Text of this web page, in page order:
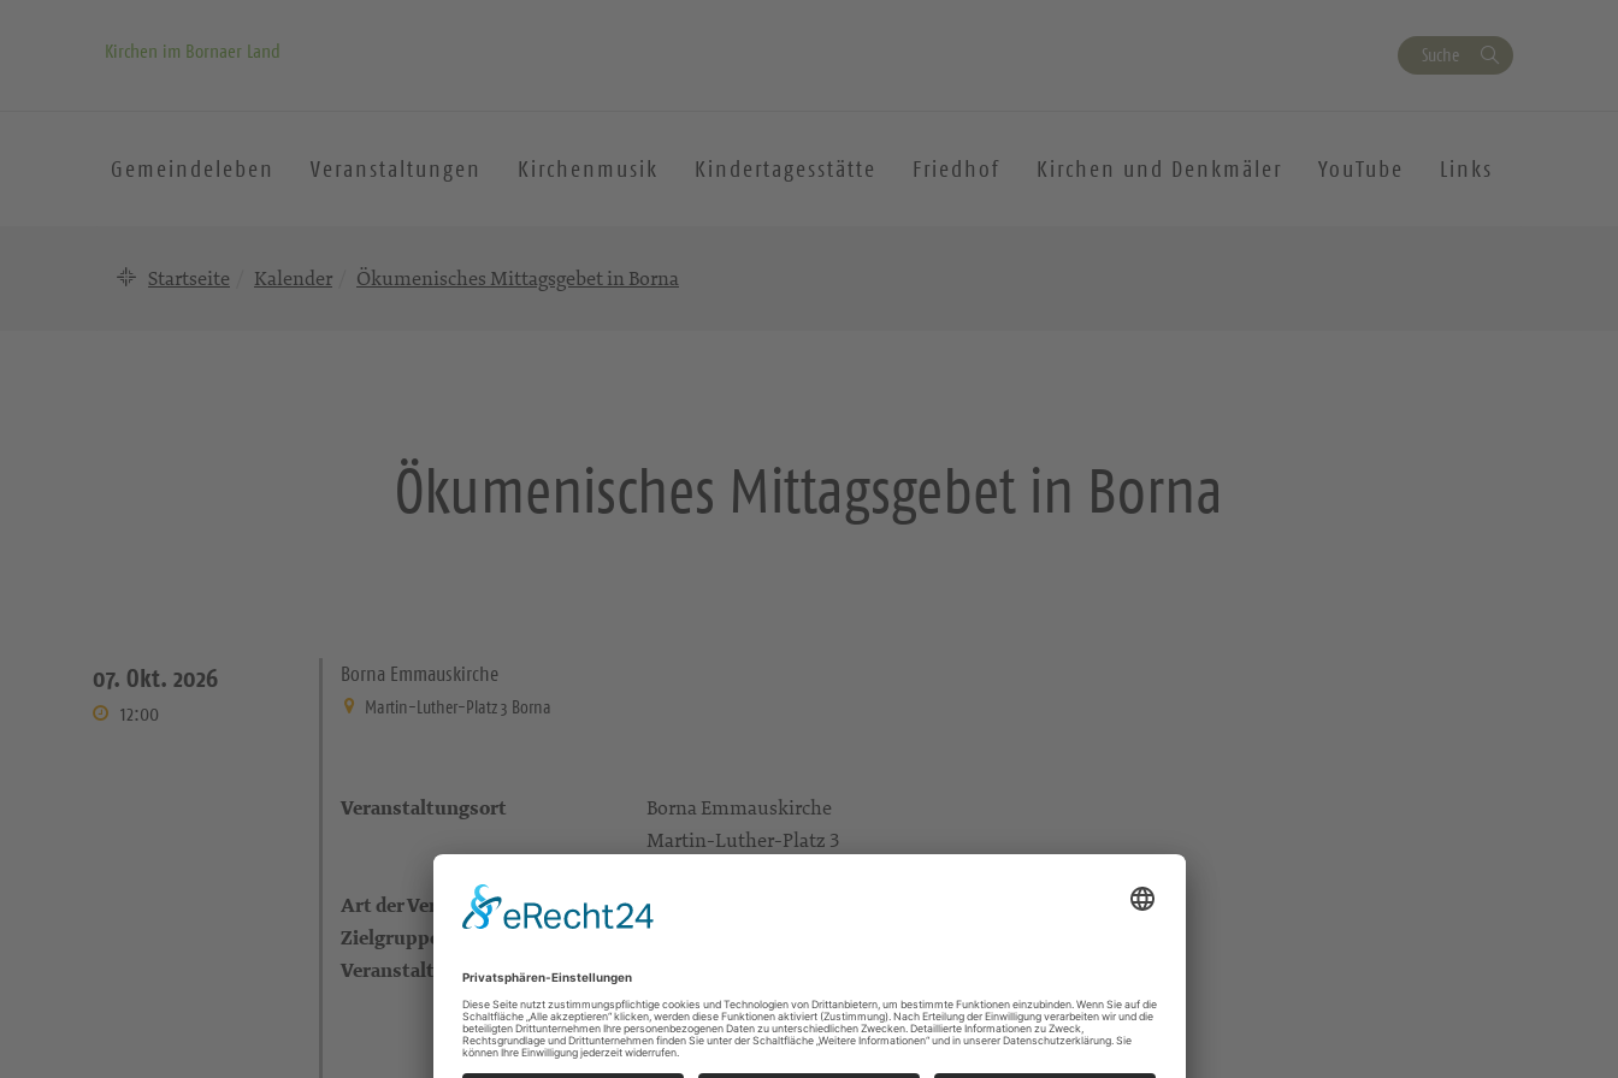
Kirchen im Bornaer Land Suche
Gemeindeleben Veranstaltungen Kirchenmusik Kindertagesstätte Friedhof Kirchen und Denkmäler YouTube Links
Startseite Kalender Ökumenisches Mittagsgebet in Borna
Ökumenisches Mittagsgebet in Borna
07. Okt. 2026
12:00
Borna Emmauskirche
Martin-Luther-Platz 3 Borna
Veranstaltungsort
Borna Emmauskirche
Martin-Luther-Platz 3
Art der Veranstaltung Gottesdienste
Zielgruppe Alle
Veranstalter
Martin-Luther-Platz 8
04552 Borna
kg.borna@evlks.de